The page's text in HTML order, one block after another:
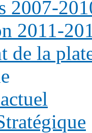
2007-
2011-
de la